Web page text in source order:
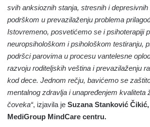
svih anksioznih stanja, stresnih i depresivnih
podrškom u prevazilaženju problema
Istovremeno, posvetićemo se i psihoterapiji
neuropsihološkom i psihološkom testiranju,
podršci parovima u procesu vantelesne
razvoju roditeljskih veština i prevazilaženju
kod dece. Jednom rečju, bavićemo se
mentalnog zdravlja i unapređenjem kvaliteta
čoveka“, izjavila je Suzana Stanković
MediGroup MindCare centru.